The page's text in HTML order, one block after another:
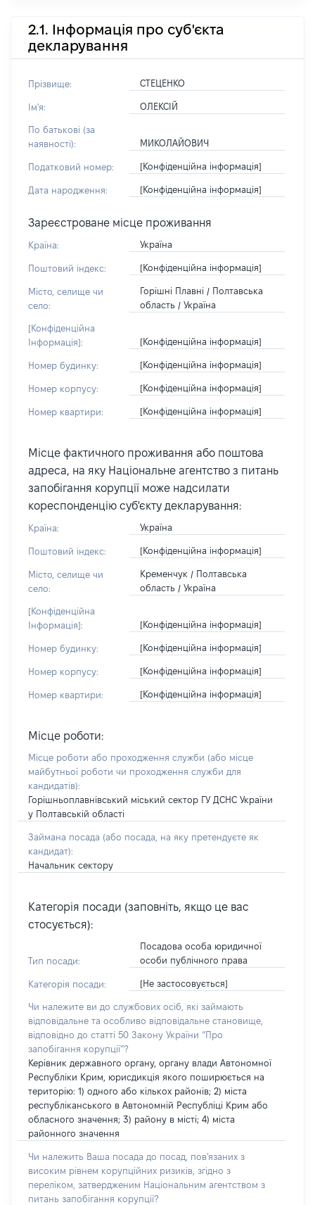
2.1. Інформація про суб'єкта
декларування
Прізвище: СТЕЦЕНКО
Ім'я: ОЛЕКСІЙ
По батькові (за
наявності):
МИКОЛАЙОВИЧ
Податковий номер: [Конфіденційна інформація]
Дата народження: [Конфіденційна інформація]
Зареєстроване місце проживання
Країна: Україна
Поштовий індекс: [Конфіденційна інформація]
Місто, селище чи
село:
Горішні Плавні / Полтавська
область / Україна
[Конфіденційна
Інформація]:
[Конфіденційна інформація]
Номер будинку: [Конфіденційна інформація]
Номер корпусу: [Конфіденційна інформація]
Номер квартири: [Конфіденційна інформація]
Місце фактичного проживання або поштова
адреса, на яку Національне агентство з питань
запобігання корупції може надсилати
кореспонденцію суб'єкту декларування:
Країна: Україна
Поштовий індекс: [Конфіденційна інформація]
Місто, селище чи
село:
Кременчук / Полтавська
область / Україна
[Конфіденційна
Інформація]:
[Конфіденційна інформація]
Номер будинку: [Конфіденційна інформація]
Номер корпусу: [Конфіденційна інформація]
Номер квартири: [Конфіденційна інформація]
Місце роботи:
Місце роботи або проходження служби (або місце
майбутньої роботи чи проходження служби для
кандидатів):
Горішньоплавнівський міський сектор ГУ ДСНС України
у Полтавській області
Займана посада (або посада, на яку претендуєте як
кандидат):
Начальник сектору
Категорія посади (заповніть, якщо це вас
стосується):
Тип посади:
Посадова особа юридичної
особи публічного права
Категорія посади: [Не застосовується]
Чи належите ви до службових осіб, які займають
відповідальне та особливо відповідальне становище,
відповідно до статті 50 Закону України “Про
запобігання корупції”?
Керівник державного органу, органу влади Автономної
Республіки Крим, юрисдикція якого поширюється на
територію: 1) одного або кількох районів; 2) міста
республіканського в Автономній Республіці Крим або
обласного значення; 3) району в місті; 4) міста
районного значення
Чи належить Ваша посада до посад, пов'язаних з
високим рівнем корупційних ризиків, згідно з
переліком, затвердженим Національним агентством з
питань запобігання корупції?